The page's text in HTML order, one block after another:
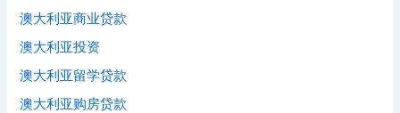
澳大利亚商业贷款
澳大利亚投资
澳大利亚留学贷款
澳大利亚购房贷款